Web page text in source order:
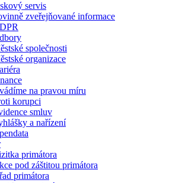
servis
zveřejňované informace
společnosti
organizace
na pravou míru
korupci
smluv
a nařízení
primátora
pod záštitou primátora
primátora